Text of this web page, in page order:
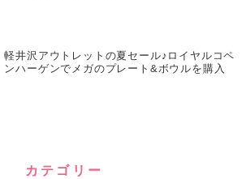
軽井沢アウトレットの夏セール♪ロイヤルコペ
ンハーゲンでメガのプレート&ボウルを購入
カテゴリー